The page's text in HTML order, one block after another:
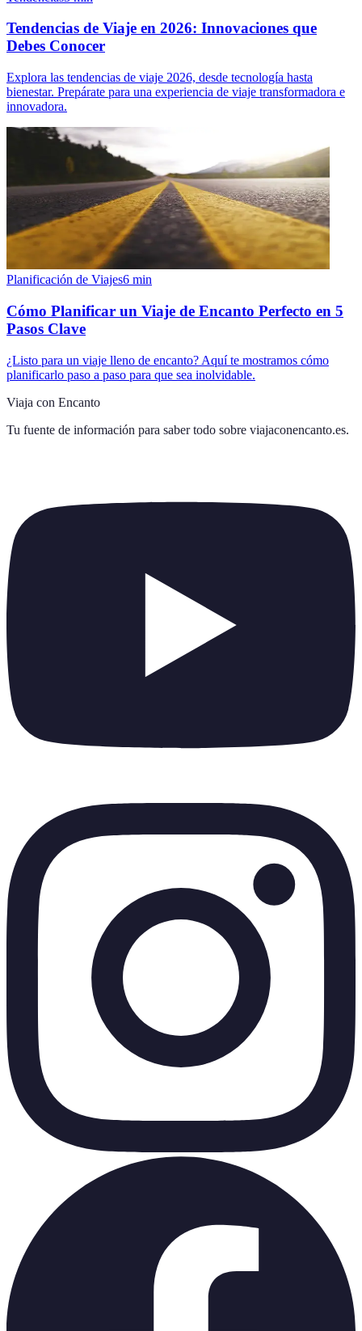
Tendencias de Viaje en 2026: Innovaciones que
Debes Conocer
Explora las tendencias de viaje 2026, desde tecnología hasta
bienestar. Prepárate para una experiencia de viaje transformadora e
innovadora.
Planificación de Viajes6 min
Cómo Planificar un Viaje de Encanto Perfecto en 5
Pasos Clave
¿Listo para un viaje lleno de encanto? Aquí te mostramos cómo
planificarlo paso a paso para que sea inolvidable.
Viaja con Encanto
Tu fuente de información para saber todo sobre viajaconencanto.es.